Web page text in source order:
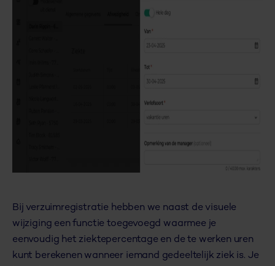
Bij verzuimregistratie hebben we naast de visuele
wijziging een functie toegevoegd waarmee je
eenvoudig het ziektepercentage en de te werken uren
kunt berekenen wanneer iemand gedeeltelijk ziek is. Je